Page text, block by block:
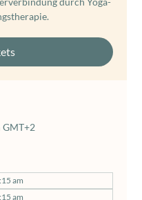
GMT+2
am
am